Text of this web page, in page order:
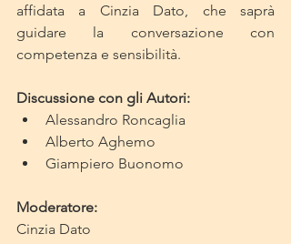
affidata a Cinzia Dato, che saprà
guidare la conversazione con
competenza e sensibilità.
Discussione con gli Autori:
Alessandro Roncaglia
Alberto Aghemo
Giampiero Buonomo
Moderatore:
Cinzia Dato